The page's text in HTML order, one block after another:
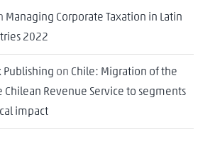
Managing Corporate Taxation in Latin
2022
Publishing on Chile: Migration of the
Chilean Revenue Service to segments
impact